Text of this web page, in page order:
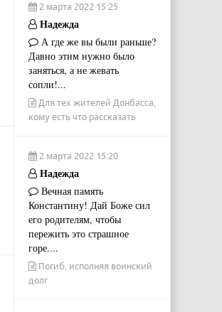
2 марта 2022 15:25
Надежда
А где же вы были раньше?
Давно этим нужно было
заняться, а не жевать
сопли!...
Для тех жителей Донбасса,
кому есть что рассказать
2 марта 2022 15:20
Надежда
Вечная память
Константину! Дай Боже сил
его родителям, чтобы
пережить это страшное
горе....
Погиб, исполняя воинский
долг